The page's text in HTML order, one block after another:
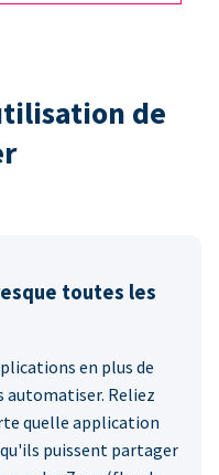
de
toutes les
en plus de
automatiser. Reliez
quelle application
puissent partager